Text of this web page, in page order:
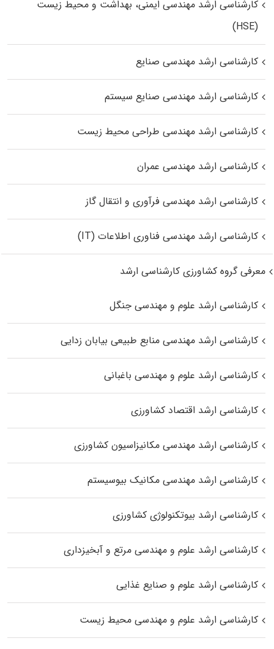
کارشناسی ارشد مهندسی ایمنی، بهداشت و محیط زیست
(HSE)
کارشناسی ارشد مهندسی صنایع
کارشناسی ارشد مهندسی صنایع سیستم
کارشناسی ارشد مهندسی طراحی محیط زیست
کارشناسی ارشد مهندسی عمران
کارشناسی ارشد مهندسی فرآوری و انتقال گاز
کارشناسی ارشد مهندسی فناوری اطلاعات (IT)
معرفی گروه کشاورزی کارشناسی ارشد
کارشناسی ارشد علوم و مهندسی جنگل
کارشناسی ارشد مهندسی منابع طبیعی بیابان زدایی
کارشناسی ارشد علوم و مهندسی باغبانی
کارشناسی ارشد اقتصاد کشاورزی
کارشناسی ارشد مهندسی مکانیزاسیون کشاورزی
کارشناسی ارشد مهندسی مکانیک بیوسیستم
کارشناسی ارشد بیوتکنولوژی کشاورزی
کارشناسی ارشد علوم و مهندسی مرتع و آبخیزداری
کارشناسی ارشد علوم و صنایع غذایی
کارشناسی ارشد علوم و مهندسی محیط زیست